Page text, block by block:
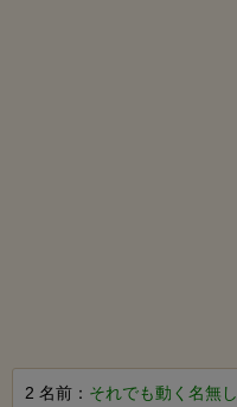
2 名前： それでも動く名無し